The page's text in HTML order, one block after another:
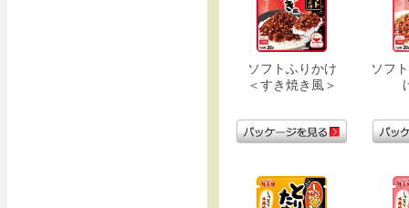
ソフトふりかけ
＜すき焼き風＞
ソフ